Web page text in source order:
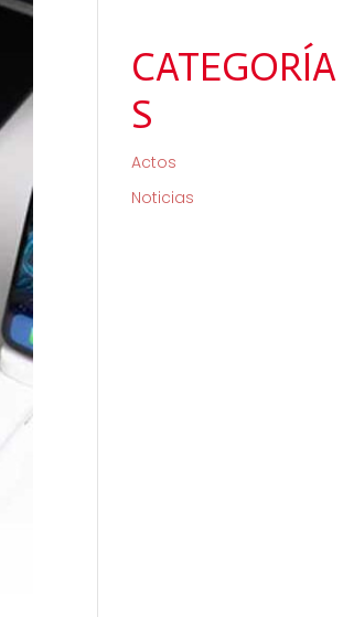
CATEGORÍA
S
Actos
Noticias